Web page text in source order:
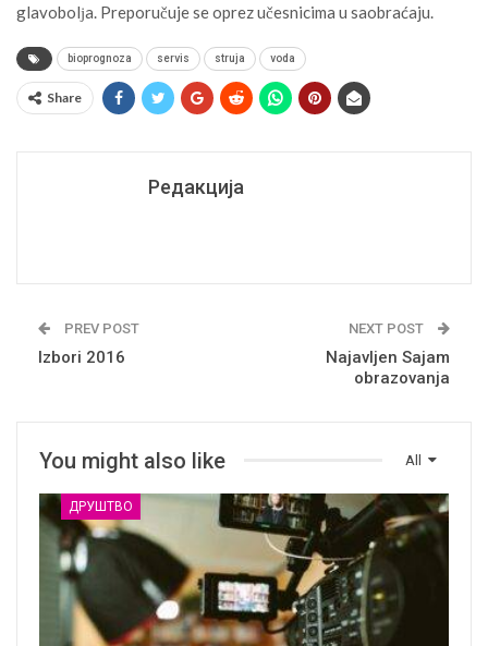
glavobolјa. Preporučuje se oprez učesnicima u saobraćaju.
bioprognoza servis struja voda
Share
Редакција
PREV POST
Izbori 2016
NEXT POST
Najavljen Sajam
obrazovanja
All
You might also like
ДРУШТВО